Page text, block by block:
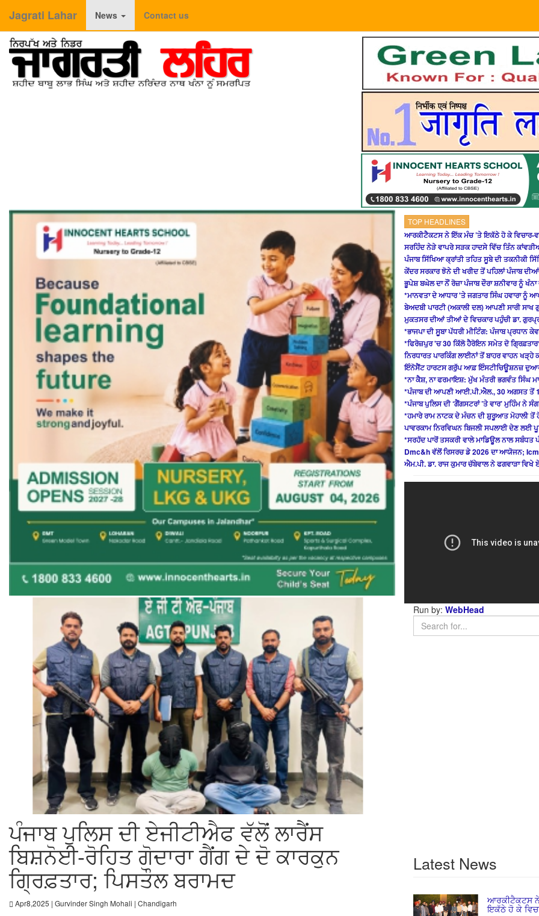
Jagrati Lahar News Contact us
ਪੰਜਾਬ ਪੁਲਿਸ ਦੀ ਏਜੀਟੀਐਫ ਵੱਲੋਂ ਲਾਰੈਂਸ
ਬਿਸ਼ਨੋਈ-ਰੋਹਿਤ ਗੋਦਾਰਾ ਗੈਂਗ ਦੇ ਦੋ ਕਾਰਕੁਨ
ਗ੍ਰਿਫ਼ਤਾਰ; ਪਿਸਤੌਲ ਬਰਾਮਦ
Apr8,2025 | Gurvinder Singh Mohali | Chandigarh
TOP HEADLINES
ਆਰਕੀਟੈਕਟਸ ਨੇ ਇੱਕ ਮੰਚ ’ਤੇ ਇਕੱਠੇ ਹੋ ਕੇ ਵਿਚਾਰ-
ਸਰਹਿੰਦ ਨੇੜੇ ਵਾਪਰੇ ਸੜਕ ਹਾਦਸੇ ਵਿੱਚ ਤਿੰਨ
ਪੰਜਾਬ ਸਿੱਖਿਆ ਕ੍ਰਾਂਤੀ ਤਹਿਤ ਸੂਬੇ ਦੀ ਤਕਨੀਕੀ
ਕੇਂਦਰ ਸਰਕਾਰ ਝੋਨੇ ਦੀ ਖਰੀਦ ਤੋਂ ਪਹਿਲਾਂ ਪੰਜਾਬ
ਭੂਪੇਸ਼ ਬਘੇਲ ਦਾ ਨੌਂ ਰੋਜ਼ਾ ਪੰਜਾਬ ਦੌਰਾ ਸ਼ਨੀਵਾਰ ਨੂੰ ਖੰਨਾ
*ਮਾਨਵਤਾ ਦੇ ਆਧਾਰ 'ਤੇ ਜਗਤਾਰ ਸਿੰਘ ਹਵਾਰਾ ਨੂੰ
ਬੇਅਦਬੀ ਪਾਰਟੀ (ਅਕਾਲੀ ਦਲ) ਆਪਣੀ ਸਾਰੀ
ਮੁਕਤਸਰ ਦੀਆਂ ਤੀਆਂ ਦੇ ਵਿਚਕਾਰ ਪਹੁੰਚੀ ਡਾ.
*ਭਾਜਪਾ ਦੀ ਸੂਬਾ ਪੱਧਰੀ ਮੀਟਿੰਗ: ਪੰਜਾਬ ਪ੍ਰਧਾਨ
*ਫਿਰੋਜ਼ਪੁਰ 'ਚ 30 ਕਿੱਲੋ ਹੈਰੋਇਨ ਸਮੇਤ ਦੋ
ਨਿਰਧਾਰਤ ਪਾਰਕਿੰਗ ਲਾਈਨਾਂ ਤੋਂ ਬਾਹਰ ਵਾਹਨ
ਇੰਨੋਸੈਂਟ ਹਾਰਟਸ ਗਰੁੱਪ ਆਫ਼ ਇੰਸਟੀਚਿਊਸ਼ਨਜ਼
*ਨਾ ਕੈਸ਼, ਨਾ ਫਰਮਾਇਸ਼: ਮੁੱਖ ਮੰਤਰੀ ਭਗਵੰਤ ਸਿੰਘ
*ਪੰਜਾਬ ਦੀ ਆਪਣੀ ਆਈ.ਪੀ.ਐਲ., 30 ਅਗਸਤ ਤੋਂ
*ਪੰਜਾਬ ਪੁਲਿਸ ਦੀ ‘ਗੈਂਗਸਟਰਾਂ ’ਤੇ ਵਾਰ’ ਮੁਹਿੰਮ ਨੇ
*ਹਮਾਰੇ ਰਾਮ ਨਾਟਕ ਦੇ ਮੰਚਨ ਦੀ ਸ਼ੁਰੂਆਤ ਮੋਹਾਲੀ
ਪਾਵਰਕਾਮ ਨਿਰਵਿਘਨ ਬਿਜਲੀ ਸਪਲਾਈ ਦੇਣ ਲਈ
*ਸਰਹੱਦ ਪਾਰੋਂ ਤਸਕਰੀ ਵਾਲੇ ਮਾਡਿਊਲ ਨਾਲ ਸਬੰਧਤ
Dmc&h ਵੱਲੋਂ ਰਿਸਰਚ ਡੇ 2026 ਦਾ ਆਯੋਜਨ;
ਐਮ.ਪੀ. ਡਾ. ਰਾਜ ਕੁਮਾਰ ਚੱਬੇਵਾਲ ਨੇ ਫਗਵਾੜਾ
Run by: WebHead
Latest News
ਆਰਕੀਟੈਕਟਸ
ਇਕੱਠੇ ਹੋ ਕੇ